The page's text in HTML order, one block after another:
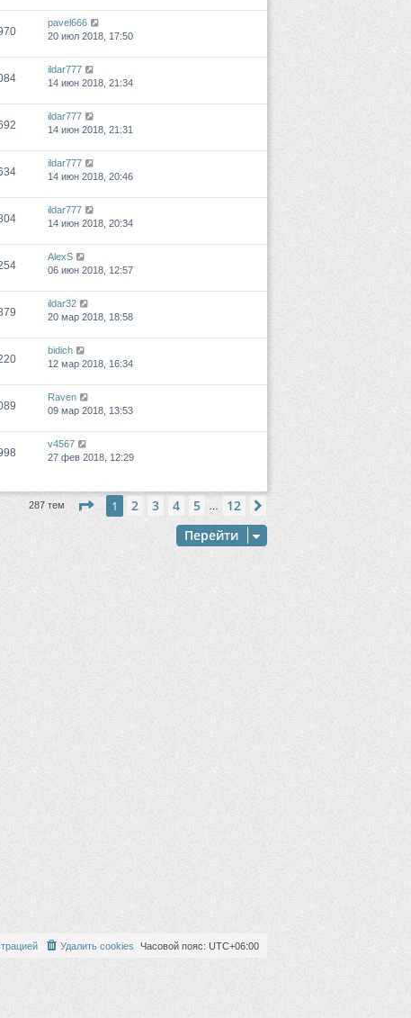
pavel666
20 июл 2018, 17:50
ildar777
14 июн 2018, 21:34
ildar777
14 июн 2018, 21:31
ildar777
14 июн 2018, 20:46
ildar777
14 июн 2018, 20:34
AlexS
06 июн 2018, 12:57
ildar32
20 мар 2018, 18:58
bidich
12 мар 2018, 16:34
Raven
09 мар 2018, 13:53
v4567
27 фев 2018, 12:29
287 тем Страница из 12
1 2 3 4 5 12
Перейти
Часовой пояс: UTC+06:00
Удалить cookies